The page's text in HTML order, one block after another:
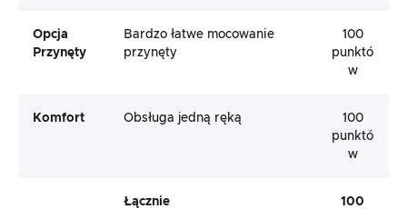
Opcja
Przynęty
Bardzo łatwe mocowanie
przynęty
100
punktó
w
Komfort Obsługa jedną ręką
100
punktó
w
Łącznie
100